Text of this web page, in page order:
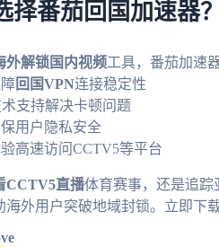
择番茄回国加速器？
外解锁国内视频工具，番茄加速
回国VPN连接稳定性
术支持解决卡顿问题
用户隐私安全
高速访问CCTV5等平台
CCTV5直播体育赛事，还是追踪
海外用户突破地域封锁。立即下